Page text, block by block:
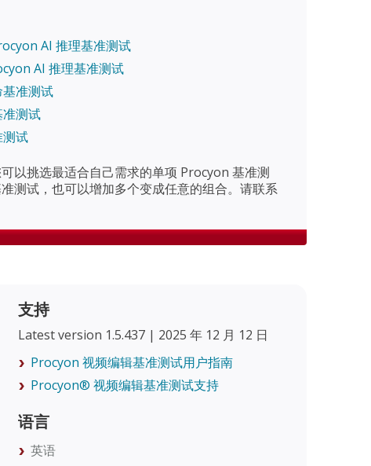
AI 推理基准测试
AI 推理基准测试
准测试
测试
试
以挑选最适合自己需求的单项 Procyon 基准测
测试，也可以增加多个变成任意的组合。请联系
支持
Latest version 1.5.437 | 2025 年 12 月 12 日
Procyon 视频编辑基准测试用户指南
Procyon® 视频编辑基准测试支持
语言
英语